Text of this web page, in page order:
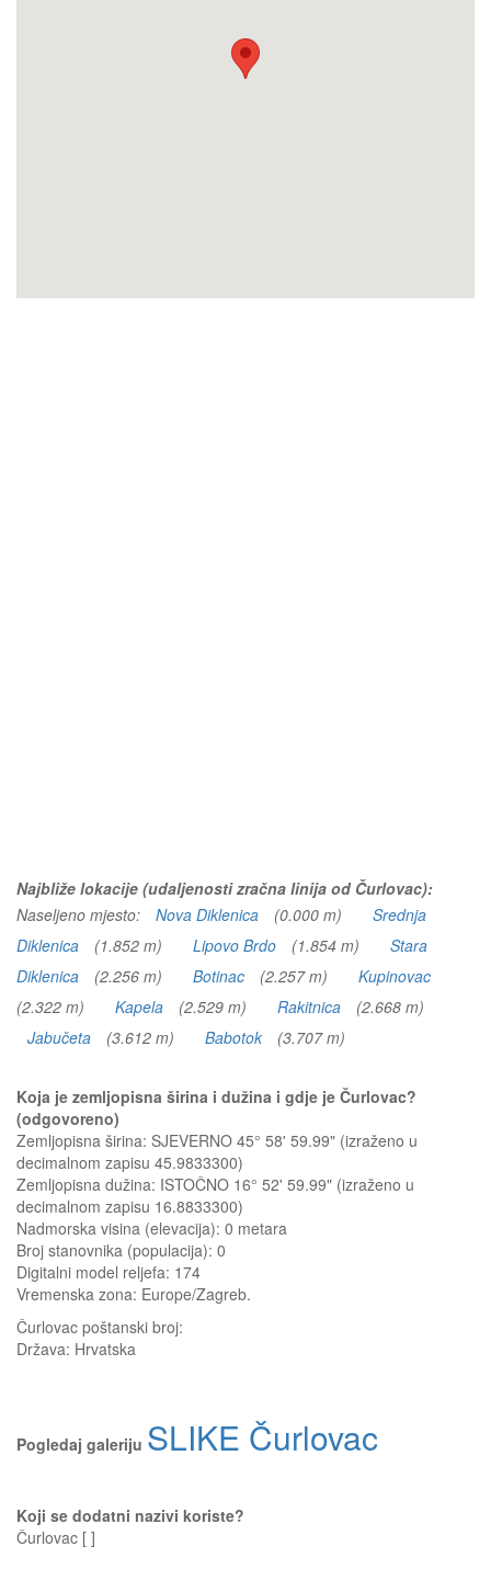
Najbliže lokacije (udaljenosti zračna linija od Čurlovac):
Naseljeno mjesto:
Nova Diklenica (0.000 m)
Srednja
Diklenica
(1.852 m) Lipovo Brdo (1.854 m)
Stara
Diklenica
(2.256 m) Botinac (2.257 m)
Kupinovac
(2.322 m)
Kapela (2.529 m) Rakitnica
(2.668 m)
Jabučeta
(3.612 m) Babotok (3.707 m)
Koja je zemljopisna širina i dužina i gdje je Čurlovac?
(odgovoreno)
Zemljopisna širina: SJEVERNO 45° 58' 59.99" (izraženo u
decimalnom zapisu 45.9833300)
Zemljopisna dužina: ISTOČNO 16° 52' 59.99" (izraženo u
decimalnom zapisu 16.8833300)
Nadmorska visina (elevacija): 0 metara
Broj stanovnika (populacija): 0
Digitalni model reljefa: 174
Vremenska zona: Europe/Zagreb.
Čurlovac poštanski broj:
Država: Hrvatska
Pogledaj galeriju SLIKE Čurlovac
Koji se dodatni nazivi koriste?
Čurlovac [ ]